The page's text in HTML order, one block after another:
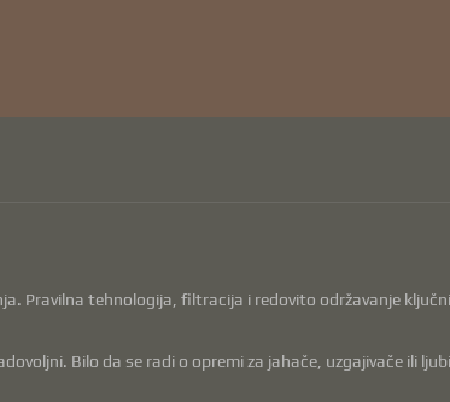
Pravilna tehnologija, filtracija i redovito održavanje
Bilo da se radi o opremi za jahače, uzgajivače ili